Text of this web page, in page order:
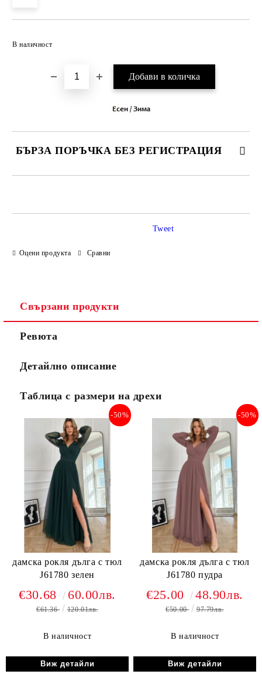
В наличност
БЪРЗА ПОРЪЧКА БЕЗ РЕГИСТРАЦИЯ
Оцени продукта Сравни
Tweet
Свързани продукти
Ревюта
Детайлно описание
Таблица с размери на дрехи
дамска рокля дълга с тюл
J61780 зелен
-50%
€30.68 60.00лв.
€61.36 120.01лв.
В наличност
Виж детайли
дамска рокля дълга с тюл
J61780 пудра
-50%
€25.00 48.90лв.
€50.00 97.79лв.
В наличност
Виж детайли